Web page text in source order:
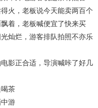
火，老板说今天能卖两百个
着，老板喊便宜了快来买
灿烂，游客排队拍照不亦乐
影正合适，导演喊咔了好几
茶
游